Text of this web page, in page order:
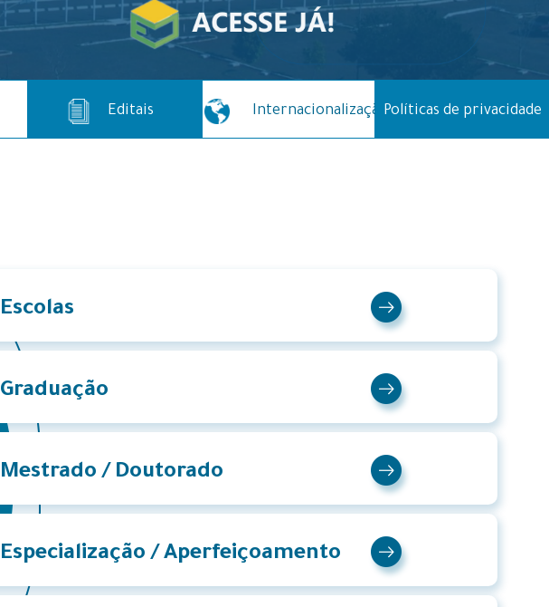
Editais InternacionalizaçãoPolíticas de privacidade
Escolas
Graduação
Mestrado / Doutorado
Especialização / Aperfeiçoamento